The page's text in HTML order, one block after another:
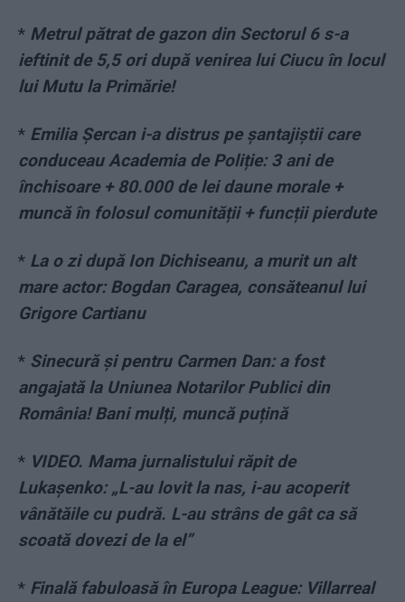
* Metrul pătrat de gazon din Sectorul 6 s-a
ieftinit de 5,5 ori după venirea lui Ciucu în locul
lui Mutu la Primărie!
* Emilia Șercan i-a distrus pe șantajiștii care
conduceau Academia de Poliție: 3 ani de
închisoare + 80.000 de lei daune morale +
muncă în folosul comunității + funcții pierdute
* La o zi după Ion Dichiseanu, a murit un alt
mare actor: Bogdan Caragea, consăteanul lui
Grigore Cartianu
* Sinecură și pentru Carmen Dan: a fost
angajată la Uniunea Notarilor Publici din
România! Bani mulți, muncă puțină
* VIDEO. Mama jurnalistului răpit de
Lukașenko: „L-au lovit la nas, i-au acoperit
vânătăile cu pudră. L-au strâns de gât ca să
scoată dovezi de la el”
* Finală fabuloasă în Europa League: Villarreal